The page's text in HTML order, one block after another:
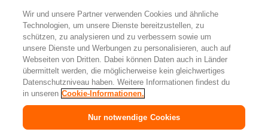
Bleibe mit uns in Kontakt
Facebook
https://twitter.com/migros
https://www.youtube.com/user/
PinterestInstagram
Cookie-Einstellungen
FR IT
Wir und unsere Partner verwenden Cookies und ähnliche
Technologien, um unsere Dienste bereitzustellen, zu
schützen, zu analysieren und zu verbessern sowie um
unsere Dienste und Werbungen zu personalisieren, auch auf
Webseiten von Dritten. Dabei können Daten auch in Länder
übermittelt werden, die möglicherweise kein gleichwertiges
Datenschutzniveau haben. Weitere Informationen findest du
in unseren Cookie-Informationen.
Nur notwendige Cookies